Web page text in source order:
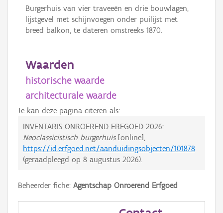
Burgerhuis van vier traveeën en drie bouwlagen,
lijstgevel met schijnvoegen onder puilijst met
breed balkon, te dateren omstreeks 1870.
Waarden
historische waarde
architecturale waarde
Je kan deze pagina citeren als:
INVENTARIS ONROEREND ERFGOED 2026:
Neoclassicistisch burgerhuis[online],
https://id.erfgoed.net/aanduidingsobjecten/101878
(geraadpleegd op 8 augustus 2026).
Beheerder fiche: Agentschap Onroerend Erfgoed